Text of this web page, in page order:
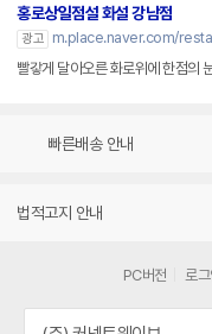
홍로상일점설 화설 강남점
광고
m.place.naver.com/
빨갛게 달아오른 화로위에 한점의
빠른배송 안내
법적고지 안내
PC버전 로